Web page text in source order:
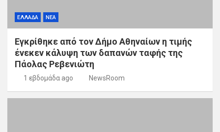
ΕΛΛΑΔΑ ΝΕΑ
Εγκρίθηκε από τον Δήμο Αθηναίων η τιμής
ένεκεν κάλυψη των δαπανών ταφής της
Πάολας Ρεβενιώτη
1 εβδομάδα ago NewsRoom